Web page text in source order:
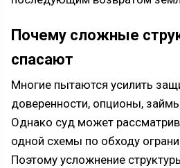
Почему сложные
спасают
Многие пытаются усилить
доверенности, опционы,
Однако суд может
одной схемы по обходу
Поэтому усложнение